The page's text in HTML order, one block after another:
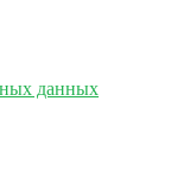
данных